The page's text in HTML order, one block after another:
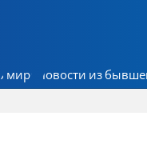
В мире Новости из